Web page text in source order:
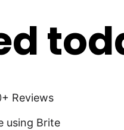
Reviews
using Brite